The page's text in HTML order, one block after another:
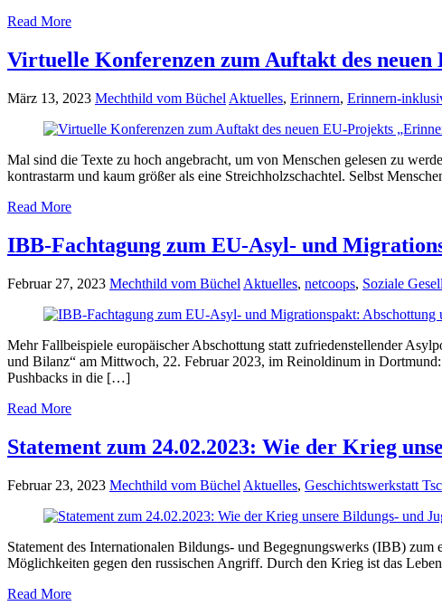
Read More
Virtuelle Konferenzen zum Auftakt des
März 13, 2023 Mechthild vom Büchel Aktuelles, Erinnern, Erinnern-
Mal sind die Texte zu hoch angebracht, um von Menschen gelesen zu
kontrastarm und kaum größer als eine Streichholzschachtel. Selbst
Read More
IBB-Fachtagung zum EU-Asyl- und
Februar 27, 2023 Mechthild vom Büchel Aktuelles, netcoops, Soziale
Mehr Fallbeispiele europäischer Abschottung statt zufriedenstellender
und Bilanz“ am Mittwoch, 22. Februar 2023, im Reinoldinum in
Pushbacks in die […]
Read More
Statement zum 24.02.2023: Wie der Krieg
Februar 23, 2023 Mechthild vom Büchel Aktuelles, Geschichtswerkstatt
Statement des Internationalen Bildungs- und Begegnungswerks (IBB)
Möglichkeiten gegen den russischen Angriff. Durch den Krieg ist das
Read More